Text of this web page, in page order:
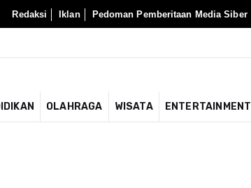
Redaksi Iklan Pedoman Pemberitaan Media Siber
OLAHRAGA WISATA ENTERTAINMENT